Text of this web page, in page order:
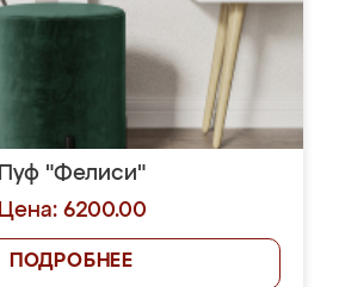
Пуф "Фелиси"
Цена: 6200.00
ПОДРОБНЕЕ